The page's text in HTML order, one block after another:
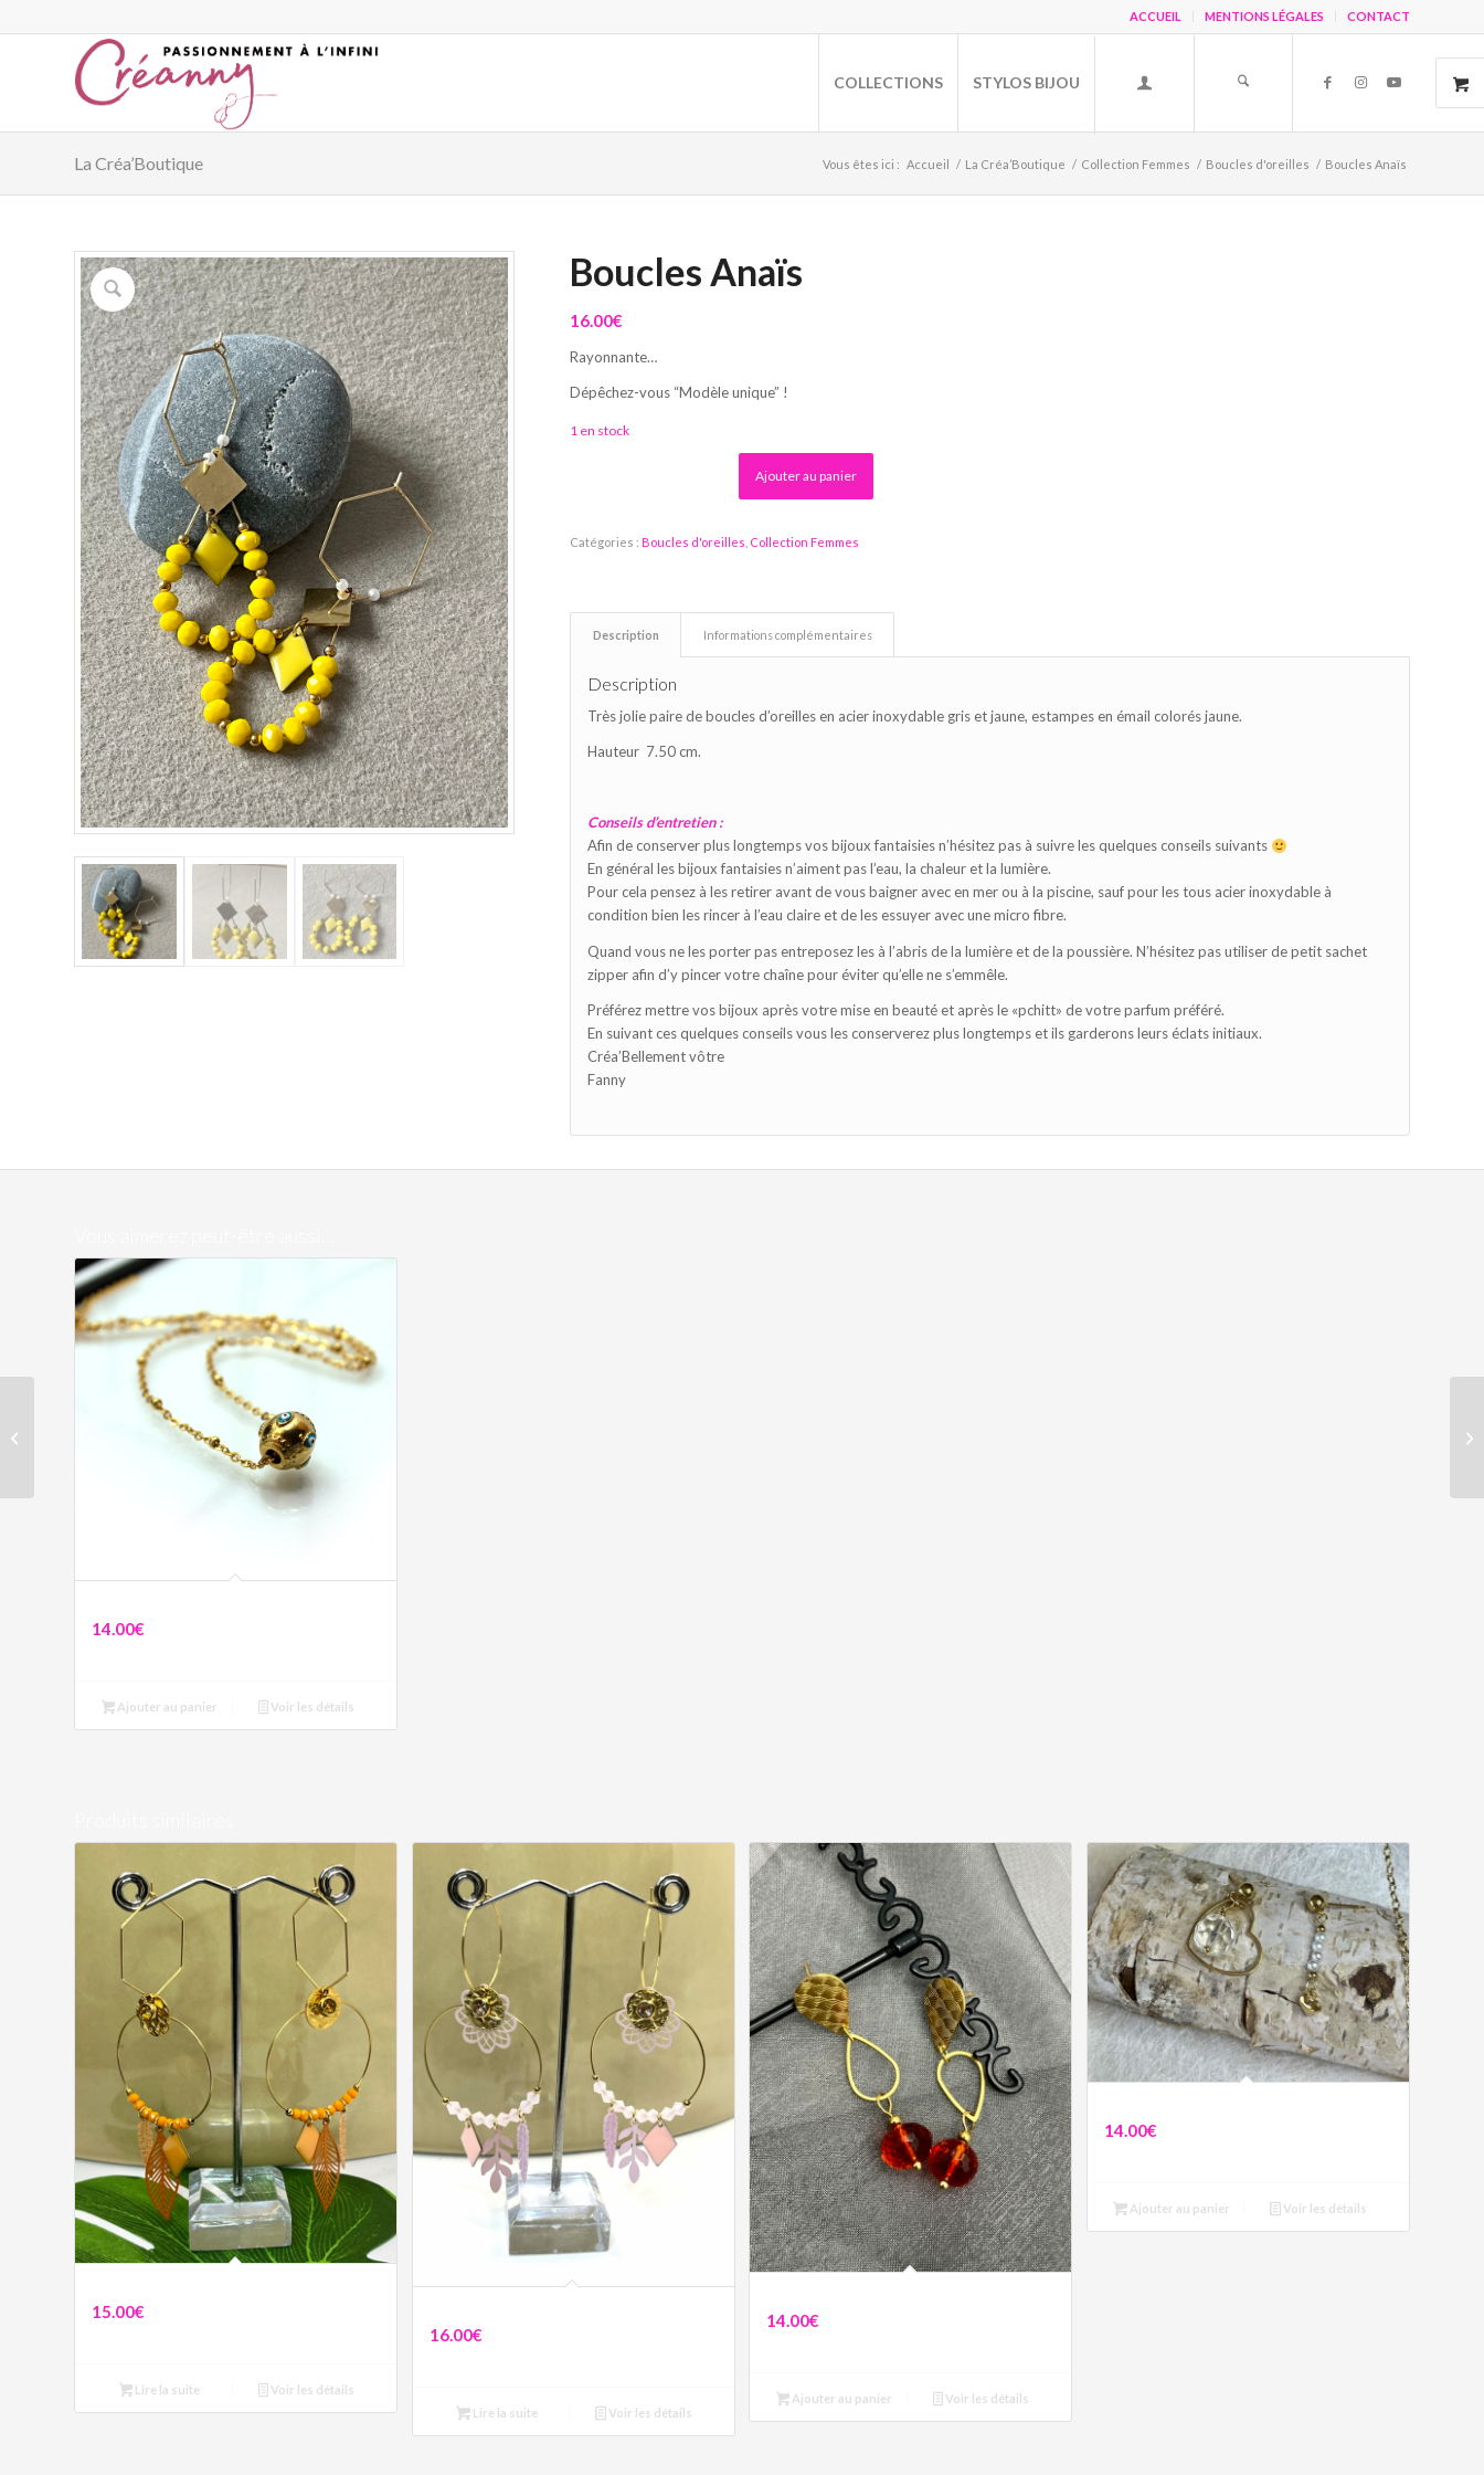
ACCUEIL MENTIONS LÉGALES CONTACT
COLLECTIONS STYLOS BIJOU
La Créa’Boutique Vous êtes ici : Accueil / La Créa’Boutique / Collection Femmes / Boucles d'oreilles / Boucles Anaïs
Boucles Anaïs
16.00€
Rayonnante…
Dépêchez-vous “Modèle unique” !
1 en stock
Ajouter au panier
Catégories : Boucles d'oreilles Collection Femmes
Description Informations complémentaires
Description
Très jolie paire de boucles d’oreilles en acier inoxydable gris et jaune, estampes en émail colorés jaune.
Hauteur 7.50 cm.
Conseils d’entretien :
Afin de conserver plus longtemps vos bijoux fantaisies n’hésitez pas à suivre les quelques conseils suivants
En général les bijoux fantaisies n’aiment pas l’eau, la chaleur et la lumière.
Pour cela pensez à les retirer avant de vous baigner avec en mer ou à la piscine, sauf pour les tous acier inoxydable à
condition bien les rincer à l’eau claire et de les essuyer avec une micro fibre.
Quand vous ne les porter pas entreposez les à l’abris de la lumière et de la poussière. N’hésitez pas utiliser de petit sachet
zipper afin d’y pincer votre chaîne pour éviter qu’elle ne s’emmêle.
Préférez mettre vos bijoux après votre mise en beauté et après le «pchitt» de votre parfum préféré.
En suivant ces quelques conseils vous les conserverez plus longtemps et ils garderons leurs éclats initiaux.
Créa’Bellement vôtre
Fanny
14.00€
Ajouter au panier Voir les détails
15.00€
Lire la suite Voir les détails
16.00€
Lire la suite Voir les détails
14.00€
Ajouter au panier Voir les détails
14.00€
Ajouter au panier Voir les détails